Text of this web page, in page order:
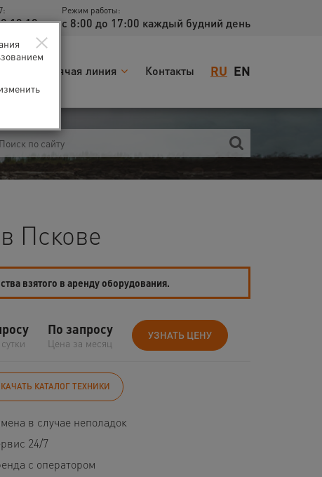
13 18
Режим работы:
с 8:00 до 17:00 каждый будний день
RU EN
Горячая линия Контакты
Пскове
взятого в аренду оборудования.
По запросу
Цена за месяц
УЗНАТЬ ЦЕНУ
КАТАЛОГ ТЕХНИКИ
в случае неполадок
24/7
с оператором
×